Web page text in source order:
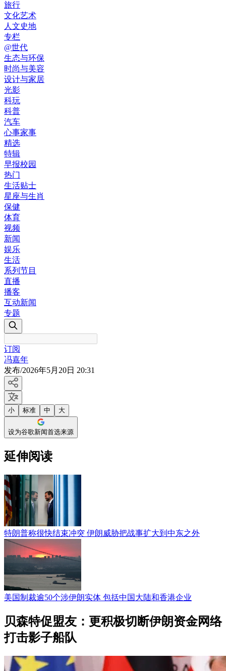
旅行
文化艺术
人文史地
专栏
@世代
生态与环保
时尚与美容
设计与家居
光影
科玩
科普
汽车
心事家事
精选
特辑
早报校园
热门
生活贴士
星座与生肖
保健
体育
视频
新闻
娱乐
生活
系列节目
直播
播客
互动新闻
专题
订阅
冯嘉年
发布/2026年5月20日 20:31
小 标准 中 大
设为谷歌新闻首选来源
延伸阅读
特朗普称很快结束冲突 伊朗威胁把战事扩大到中东之外
美国制裁逾50个涉伊朗实体 包括中国大陆和香港企业
贝森特促盟友：更积极切断伊朗资金网络
打击影子船队